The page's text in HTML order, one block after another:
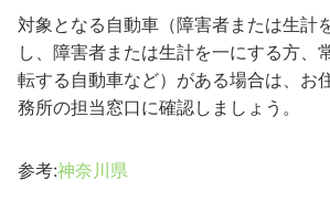
対象となる自動車（障害者または生計
し、障害者または生計を一にする方、
転する自動車など）がある場合は、お
務所の担当窓口に確認しましょう。
参考:神奈川県